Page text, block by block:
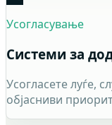
Усогласување
Системи за
Усогласете луѓе,
објасниви